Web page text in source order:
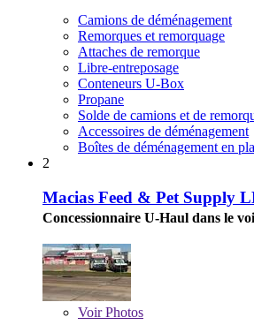
Camions de déménagement
Remorques et remorquage
Attaches de remorque
Libre-entreposage
Conteneurs U-Box
Propane
Solde de camions et de
Accessoires de déménagement
Boîtes de déménagement en
2
Macias Feed & Pet Supply
Concessionnaire U-Haul dans le
VoirPhotos